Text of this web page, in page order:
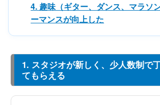
4. 趣味（ギター、ダンス、マラソ
ーマンスが向上した
1. スタジオが新しく、少人数制で
てもらえる